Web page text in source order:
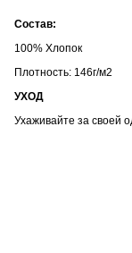
Состав:
100% Хлопок
Плотность: 146г/м2
УХОД
Ухаживайте за своей